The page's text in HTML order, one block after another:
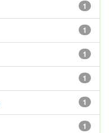
1
1
1
1
1
1